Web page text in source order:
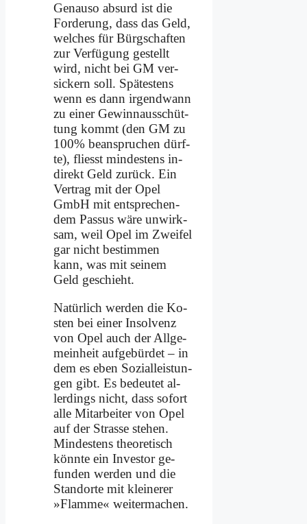
Ge­nau­so ab­surd ist die
For­de­rung, dass das Geld,
wel­ches für Bürg­schaf­ten
zur Ver­fü­gung ge­stellt
wird, nicht bei GM ver­
sickern soll. Spä­te­stens
wenn es dann ir­gend­wann
zu ei­ner Ge­winn­aus­schüt­
tung kommt (den GM zu
100% be­an­spru­chen dürf­
te), fliesst min­de­stens in­
di­rekt Geld zu­rück. Ein
Ver­trag mit der Opel
GmbH mit ent­spre­chen­
dem Pas­sus wä­re un­wirk­
sam, weil Opel im Zwei­fel
gar nicht be­stim­men
kann, was mit sei­nem
Geld ge­schieht.
Na­tür­lich wer­den die Ko­
sten bei ei­ner In­sol­venz
von Opel auch der All­ge­
mein­heit auf­ge­bür­det – in
dem es eben So­zi­al­lei­stun­
gen gibt. Es be­deu­tet al­
ler­dings nicht, dass so­fort
al­le Mit­ar­bei­ter von Opel
auf der Stra­sse ste­hen.
Min­de­stens theo­re­tisch
könn­te ein In­ve­stor ge­
fun­den wer­den und die
Stand­or­te mit klei­ne­rer
»Flam­me« wei­ter­ma­chen.